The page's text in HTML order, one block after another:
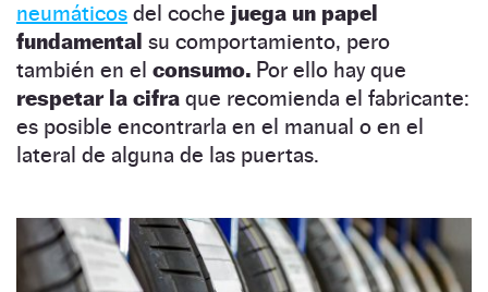
neumáticos del coche juega un papel
fundamental su comportamiento, pero
también en el consumo. Por ello hay que
respetar la cifra que recomienda el fabricante:
es posible encontrarla en el manual o en el
lateral de alguna de las puertas.